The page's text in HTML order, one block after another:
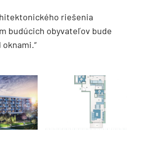
riešenia
budúcich obyvateľov bude